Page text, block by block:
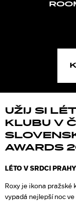
UŽIJ SI
KLUBU V
AWARDS
LÉTO V SRDCI PRAHY
Roxy je ikona pražské
vypadá nejlepší noc